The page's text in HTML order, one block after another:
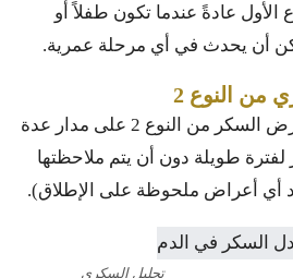
الأول عادةً عندما تكون طفلاً أو
أن يحدث في أي مرحلة عمرية.
النوع 2
غالبًا ما تتطور اعراض مرض السكر من النوع 2 على مدار عدة
طويلة دون أن يتم ملاحظتها
أي أعراض ملحوظة على الإطلاق).
تحليل السكري